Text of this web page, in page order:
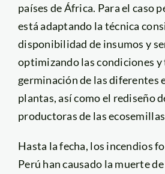
países de África. Para el caso
está adaptando la técnica
disponibilidad de insumos y
optimizando las condiciones y
germinación de las diferentes
plantas, así como el rediseño
productoras de las
Hasta la fecha, los incendios
Perú han causado la muerte